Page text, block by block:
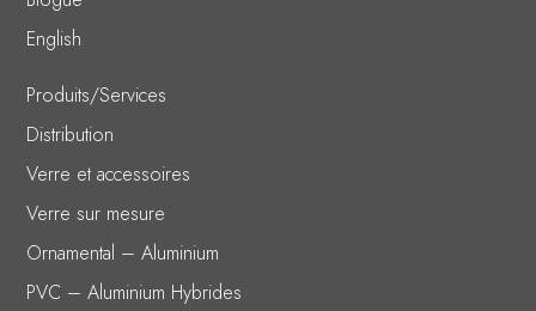
English
Produits/Services
Distribution
Verre et accessoires
Verre sur mesure
Ornamental – Aluminium
PVC – Aluminium Hybrides